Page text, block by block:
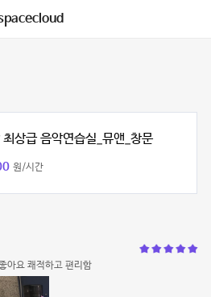
최상급 음악연습실_뮤앤_창문
원/시간
아요 쾌적하고 편리함